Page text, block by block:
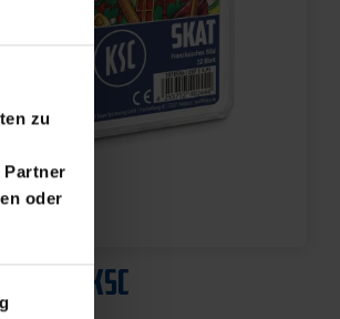
zu
Partner
oder
KSC